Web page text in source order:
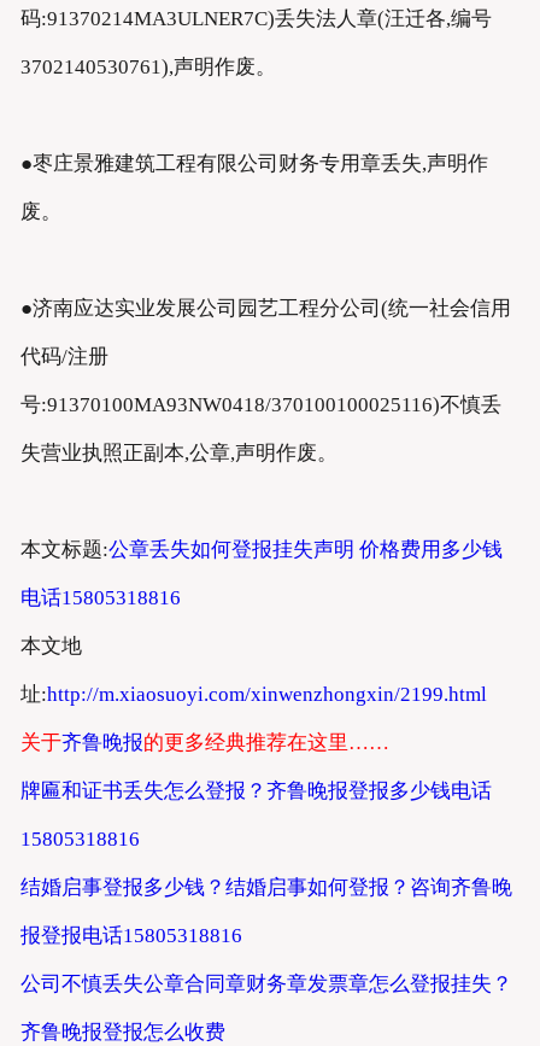
码:91370214MA3ULNER7C)丢失法人章(汪迁各,编号
3702140530761),声明作废。
●枣庄景雅建筑工程有限公司财务专用章丢失,声明作
废。
●济南应达实业发展公司园艺工程分公司(统一社会信用
代码/注册
号:91370100MA93NW0418/370100100025116)不慎丢
失营业执照正副本,公章,声明作废。
本文标题:公章丢失如何登报挂失声明 价格费用多少钱
电话15805318816
本文地
址:http://m.xiaosuoyi.com/xinwenzhongxin/2199.html
关于齐鲁晚报的更多经典推荐在这里……
牌匾和证书丢失怎么登报？齐鲁晚报登报多少钱电话
15805318816
结婚启事登报多少钱？结婚启事如何登报？咨询齐鲁晚
报登报电话15805318816
公司不慎丢失公章合同章财务章发票章怎么登报挂失？
齐鲁晚报登报怎么收费